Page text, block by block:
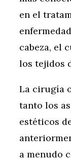
en el
cabeza, el
los tejidos
La cirugía
tanto los
estéticos
a menudo